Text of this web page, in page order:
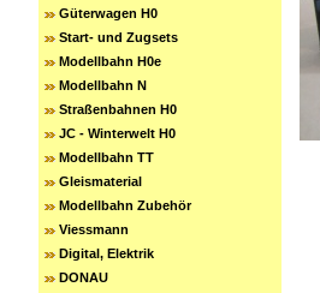
Güterwagen H0
Start- und Zugsets
Modellbahn H0e
Modellbahn N
Straßenbahnen H0
JC - Winterwelt H0
Modellbahn TT
Gleismaterial
Modellbahn Zubehör
Viessmann
Digital, Elektrik
DONAU